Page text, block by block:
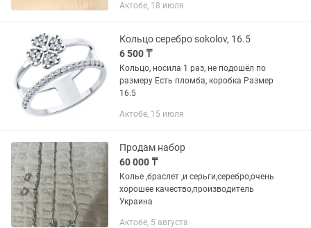
Актобе, 18 июля
Кольцо серебро sokolov, 16.5
6 500 ₸
Кольцо, носила 1 раз, не подошёл по
размеру Есть пломба, коробка Размер
16.5
Актобе, 15 июля
Продам набор
60 000 ₸
Колье ,браслет ,и серьги,серебро,очень
хорошее качество,производитель
Украина
Актобе, 5 августа